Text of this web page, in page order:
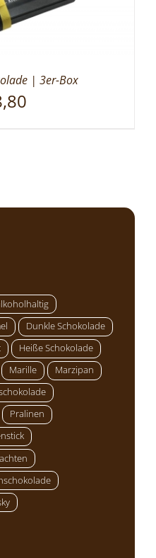
| 3er-Box
Dunkle Schokolade
Heiße Schokolade
Marille
Marzipan
Pralinen